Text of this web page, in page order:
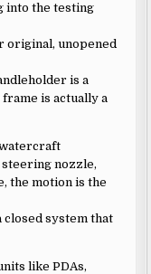
into the testing
original, unopened
is a
is actually a
nozzle,
the motion is the
closed system that
like PDAs,